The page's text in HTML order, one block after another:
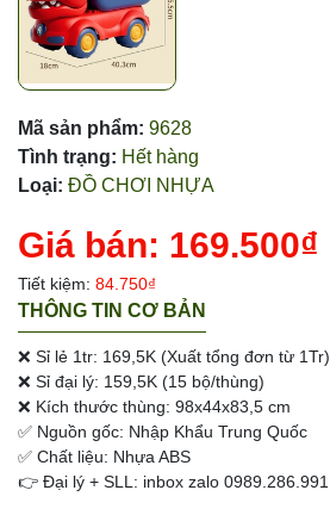
Mã sản phẩm: 9628
Tình trạng: Hết hàng
Loại: ĐỒ CHƠI NHỰA
Giá bán: 169.500₫
Tiết kiệm: 84.750₫
THÔNG TIN CƠ BẢN
❌ Sỉ lẻ 1tr: 169,5K (Xuất tổng đơn từ 1Tr)
❌ Sỉ đại lý: 159,5K (15 bộ/thùng)
❌ Kích thước thùng: 98x44x83,5 cm
✅ Nguồn gốc: Nhập Khẩu Trung Quốc
✅ Chất liệu: Nhựa ABS
👉 Đại lý + SLL: inbox zalo 0989.286.991